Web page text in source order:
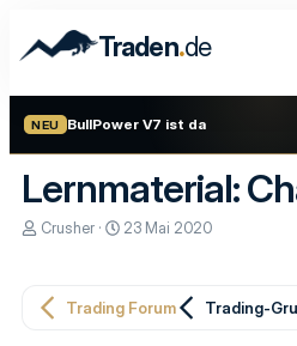
Traden.de
NEU BullPower V7 ist da
Lernmaterial:
E
e
Crusher
E
e
l
23 Mai 2020
Trading Forum Trading-